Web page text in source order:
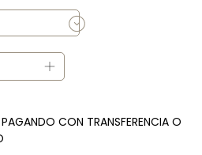
CON TRANSFERENCIA O